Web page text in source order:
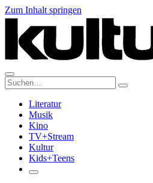
Zum Inhalt springen
Suche:
Literatur
Musik
Kino
TV+Stream
Kultur
Kids+Teens